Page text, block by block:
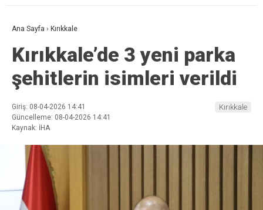
Ana Sayfa › Kırıkkale
Kırıkkale’de 3 yeni parka
şehitlerin isimleri verildi
Giriş: 08-04-2026 14:41
Güncelleme: 08-04-2026 14:41
Kaynak: İHA
Kırıkkale